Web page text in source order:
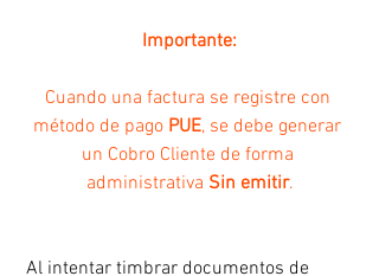
Importante:
Cuando una factura se registre con
método de pago PUE, se debe generar
un Cobro Cliente de forma
administrativa Sin emitir.